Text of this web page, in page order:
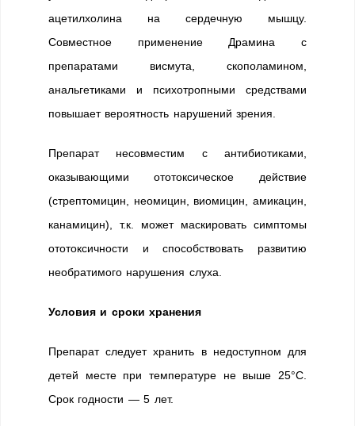
ацетилхолина на сердечную мышцу.
Совместное применение Драмина с
препаратами висмута, скополамином,
анальгетиками и психотропными средствами
повышает вероятность нарушений зрения.
Препарат несовместим с антибиотиками,
оказывающими ототоксическое действие
(стрептомицин, неомицин, виомицин, амикацин,
канамицин), т.к. может маскировать симптомы
ототоксичности и способствовать развитию
необратимого нарушения слуха.
Условия и сроки хранения
Препарат следует хранить в недоступном для
детей месте при температуре не выше 25°С.
Срок годности — 5 лет.